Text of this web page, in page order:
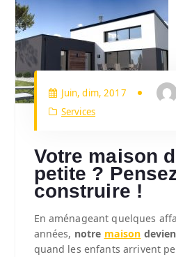
Juin, dim, 2017
Services
Votre maison
petite ?
construire !
En aménageant quelques
années, notre maison
quand les enfants arrivent